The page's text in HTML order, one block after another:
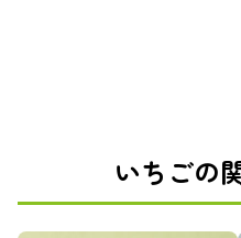
いちごの